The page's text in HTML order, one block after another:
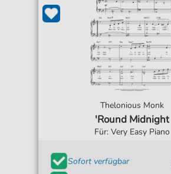
Thelonious Monk
'Round Midnight
Für: Very Easy Piano
Sofort verfügbar